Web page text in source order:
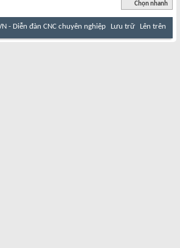
Chọn nhanh
- Diễn đàn CNC chuyên nghiệp Lưu trữ Lên trên